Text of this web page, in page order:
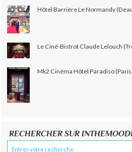
Hôtel Barrière Le Normandy
Le Ciné-Bistrot Claude Lelouch
Mk2 Cinéma Hôtel Paradiso (Paris
RECHERCHER SUR